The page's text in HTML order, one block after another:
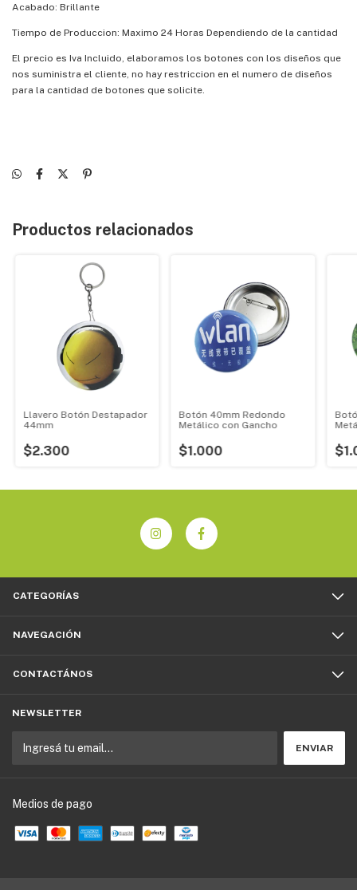
Acabado: Brillante
Tiempo de Produccion: Maximo 24 Horas Dependiendo de la cantidad
El precio es Iva Incluido, elaboramos los botones con los diseños que
nos suministra el cliente, no hay restriccion en el numero de diseños
para la cantidad de botones que solicite.
Productos relacionados
Llavero Botón Destapador
44mm
$2.300
Botón 40mm Redondo
Metálico con Gancho
$1.000
CATEGORÍAS
NAVEGACIÓN
CONTACTÁNOS
NEWSLETTER
Medios de pago